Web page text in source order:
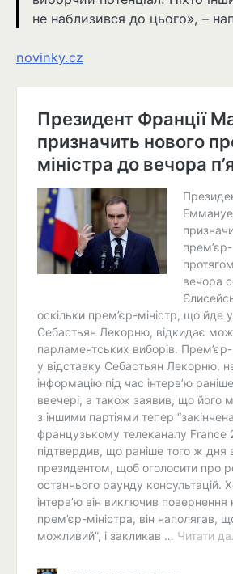
не наблизився до цього», –
novinky.cz